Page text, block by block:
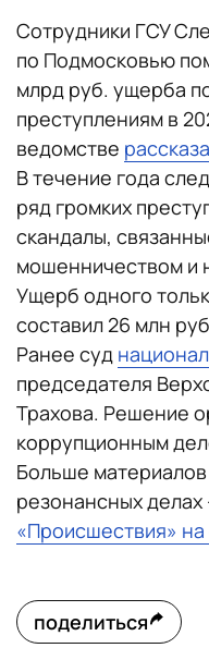
Сотрудники ГСУ
по Подмосковью
млрд руб. ущерба
преступлениям в
ведомстве
В течение года
ряд громких
скандалы,
мошенничеством и
Ущерб одного
составил 26 млн
Ранее суд
председателя
Трахова. Решение
коррупционным
Больше
резонансных делах
«Происшествия»
поделиться